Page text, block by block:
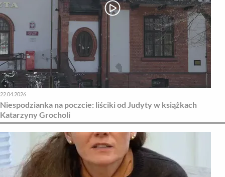
22.04.2026
Niespodzianka na poczcie: liściki od Judyty w książkach
Katarzyny Grocholi